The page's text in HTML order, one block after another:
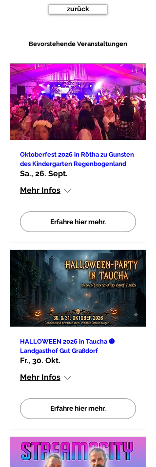
zurück
Bevorstehende Veranstaltungen
Oktoberfest 2026 in Rötha zu Gunsten
des Kindergarten Regenbogenland
Sa., 26. Sept.
Mehr Infos
Erfahre hier mehr.
HALLOWEEN 2026 in Taucha 🎃
Landgasthof Gut Graßdorf
Fr., 30. Okt.
Mehr Infos
Erfahre hier mehr.